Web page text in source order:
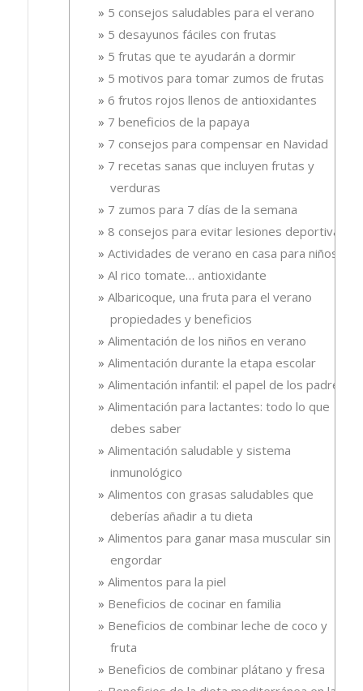
5 consejos saludables para el verano
5 desayunos fáciles con frutas
5 frutas que te ayudarán a dormir
5 motivos para tomar zumos de frutas
6 frutos rojos llenos de antioxidantes
7 beneficios de la papaya
7 consejos para compensar en Navidad
7 recetas sanas que incluyen frutas y
verduras
7 zumos para 7 días de la semana
8 consejos para evitar lesiones deportivas
Actividades de verano en casa para niños
Al rico tomate… antioxidante
Albaricoque, una fruta para el verano
propiedades y beneficios
Alimentación de los niños en verano
Alimentación durante la etapa escolar
Alimentación infantil: el papel de los padres
Alimentación para lactantes: todo lo que
debes saber
Alimentación saludable y sistema
inmunológico
Alimentos con grasas saludables que
deberías añadir a tu dieta
Alimentos para ganar masa muscular sin
engordar
Alimentos para la piel
Beneficios de cocinar en familia
Beneficios de combinar leche de coco y
fruta
Beneficios de combinar plátano y fresa